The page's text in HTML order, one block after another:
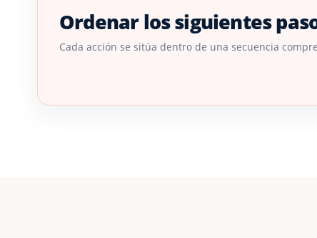
Ordenar los siguientes
Cada acción se sitúa dentro de una secuencia